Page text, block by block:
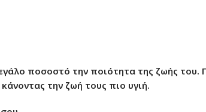
ποσοστό την ποιότητα της ζωής του.
την ζωή τους πιο υγιή.